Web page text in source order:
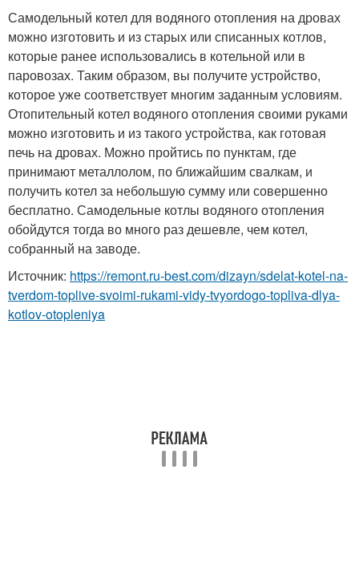
Самодельный котел для водяного отопления на дровах
можно изготовить и из старых или списанных котлов,
которые ранее использовались в котельной или в
паровозах. Таким образом, вы получите устройство,
которое уже соответствует многим заданным условиям.
Отопительный котел водяного отопления своими руками
можно изготовить и из такого устройства, как готовая
печь на дровах. Можно пройтись по пунктам, где
принимают металлолом, по ближайшим свалкам, и
получить котел за небольшую сумму или совершенно
бесплатно. Самодельные котлы водяного отопления
обойдутся тогда во много раз дешевле, чем котел,
собранный на заводе.
Источник: https://remont.ru-best.com/dizayn/sdelat-kotel-na-
tverdom-toplive-svoimi-rukami-vidy-tvyordogo-topliva-dlya-
kotlov-otopleniya